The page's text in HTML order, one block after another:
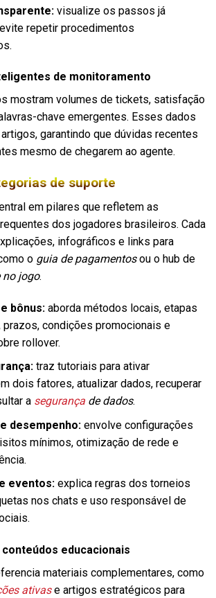
visualize os passos já
repetir procedimentos
de monitoramento
mostram volumes de tickets, satisfação
chave emergentes. Esses dados
garantindo que dúvidas recentes
mesmo de chegarem ao agente.
de suporte
em pilares que refletem as
dos jogadores brasileiros. Cada
infográficos e links para
o guia de pagamentosou o hub de
no jogo.
bônus:aborda métodos locais, etapas
prazos, condições promocionais e
rollover.
traz tutoriais para ativar
dois fatores, atualizar dados, recuperar
a segurançade dados.
desempenho:envolve configurações
mínimos, otimização de rede e
eventos:explica regras dos torneios
nos chats e uso responsável de
educacionais
materiais complementares, como
ativase artigos estratégicos para